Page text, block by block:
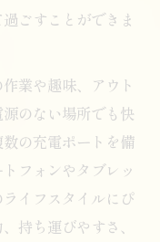
ごすことができま
業や趣味、アウト
のない場所でも快
の充電ポートを備
フォンやタブレッ
イフスタイルにぴ
持ち運びやすさ、